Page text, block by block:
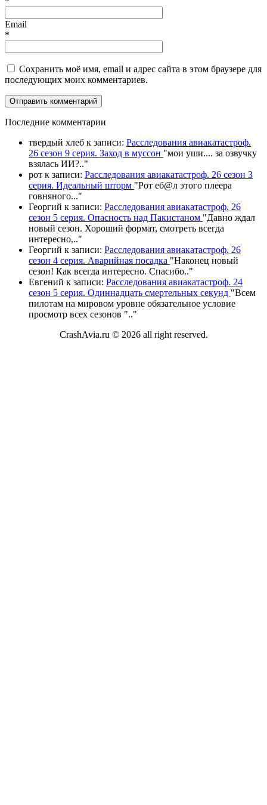
Email
*
Сохранить моё имя, email и адрес сайта в этом браузере для
последующих моих комментариев.
Последние комментарии
твердый хлеб к записи: Расследования авиакатастроф.
26 сезон 9 серия. Заход в муссон "мои уши.... за озвучку
взялась ИИ?.."
рот к записи: Расследования авиакатастроф. 26 сезон 3
серия. Идеальный шторм "Рот еб@л этого плеера
говняного..."
Георгий к записи: Расследования авиакатастроф. 26
сезон 5 серия. Опасность над Пакистаном "Давно ждал
новый сезон. Хороший формат, смотреть всегда
интересно,.."
Георгий к записи: Расследования авиакатастроф. 26
сезон 4 серия. Аварийная посадка "Наконец новый
сезон! Как всегда интересно. Спасибо.."
Евгений к записи: Расследования авиакатастроф. 24
сезон 5 серия. Одиннадцать смертельных секунд "Всем
пилотам на мировом уровне обязательное условие
просмотр всех сезонов ".."
CrashAvia.ru © 2026 all right reserved.